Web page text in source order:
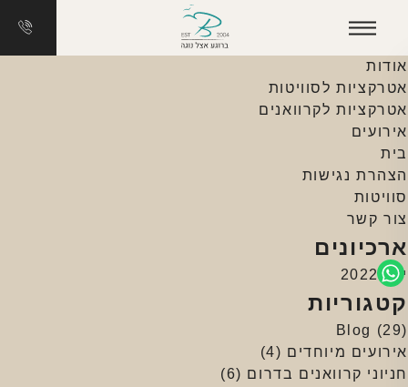
עמודים
אודות
אטרקציות לסוויטות
אטרקציות לקרוואנים
אירועים
בית
הצהרת נגישות
סוויטות
צור קשר
ארכיונים
יולי 2022
קטגוריות
Blog (29)
אירועים מיוחדים (4)
חניוני קרוואנים בדרום (6)